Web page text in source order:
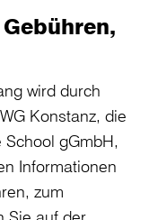
wird durch
Konstanz, die
gGmbH,
Informationen
zum